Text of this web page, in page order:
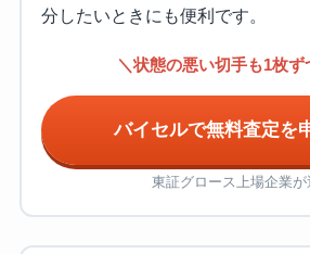
分したいときにも便利です。
＼状態の悪い切手も1枚ず
バイセルで無料査定を
東証グロース上場企業が